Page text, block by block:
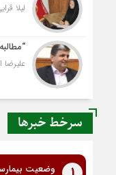
لیلا
علیرضا
سرخط خبرها
وضعیت